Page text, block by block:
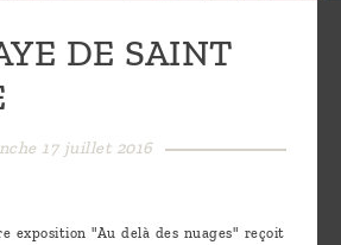
DE SAINT
17 juillet 2016
exposition "Au delà des nuages" reçoit